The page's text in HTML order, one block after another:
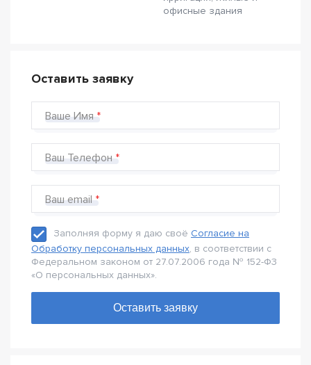
офисные здания
Оставить заявку
Ваше Имя
Ваш Телефон
Ваш email
Заполняя форму я даю своё Согласие на
Обработку персональных данных, в соответствии с
Федеральном законом от 27.07.2006 года № 152-Ф3
«О персональных данных».